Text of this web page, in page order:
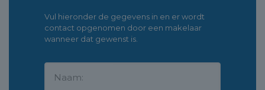
Vul hieronder de gegevens in en er wordt
contact opgenomen door een makelaar
wanneer dat gewenst is.